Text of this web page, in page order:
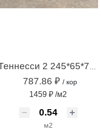
Теннесси 2 245*65*7 светло-бежевый (0,54м2 / 34шт)
787.86 ₽ / кор
1459 ₽ /м2
м2